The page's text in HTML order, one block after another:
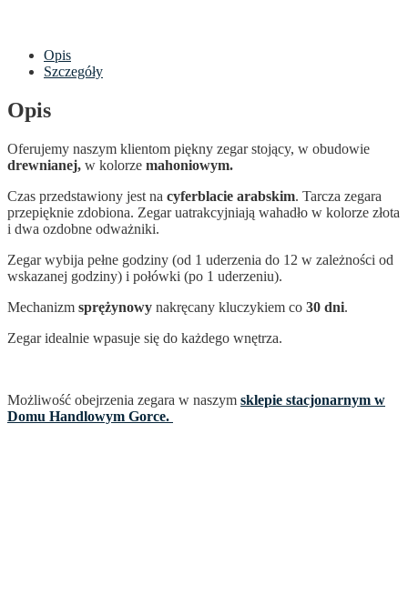
Opis
Szczegóły
Opis
Oferujemy naszym klientom piękny zegar stojący, w obudowie
drewnianej, w kolorze mahoniowym.
Czas przedstawiony jest na cyferblacie arabskim. Tarcza zegara
przepięknie zdobiona. Zegar uatrakcyjniają wahadło w kolorze złota
i dwa ozdobne odważniki.
Zegar wybija pełne godziny (od 1 uderzenia do 12 w zależności od
wskazanej godziny) i połówki (po 1 uderzeniu).
Mechanizm sprężynowy nakręcany kluczykiem co 30 dni.
Zegar idealnie wpasuje się do każdego wnętrza.
Możliwość obejrzenia zegara w naszym sklepie stacjonarnym w
Domu Handlowym Gorce.